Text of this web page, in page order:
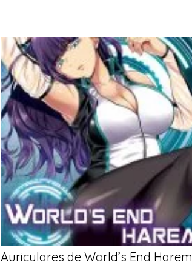
Auriculares de World’s End Harem